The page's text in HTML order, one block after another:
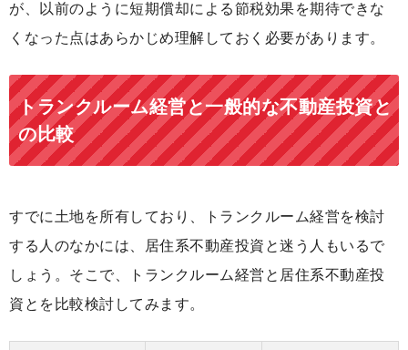
が、以前のように短期償却による節税効果を期待できな
くなった点はあらかじめ理解しておく必要があります。
トランクルーム経営と一般的な不動産投資と
の比較
すでに土地を所有しており、トランクルーム経営を検討
する人のなかには、居住系不動産投資と迷う人もいるで
しょう。そこで、トランクルーム経営と居住系不動産投
資とを比較検討してみます。